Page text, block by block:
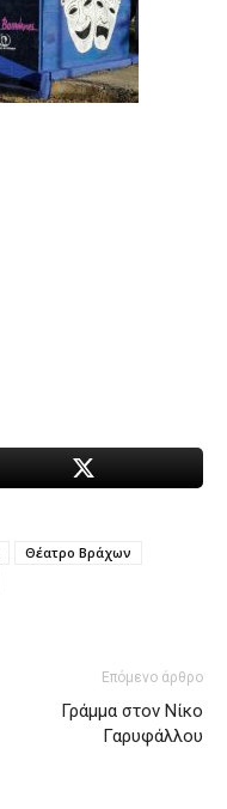
Θέατρο Βράχων
Επόμενο άρθρο
Γράμμα στον Νίκο
Γαρυφάλλου